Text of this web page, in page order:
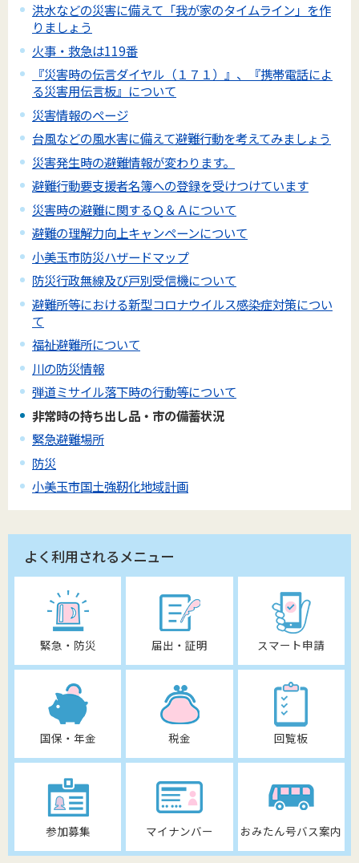
洪水などの災害に備えて「我が家のタイムライン」を作
りましょう
火事・救急は119番
『災害時の伝言ダイヤル（１７１）』、『携帯電話によ
る災害用伝言板』について
災害情報のページ
台風などの風水害に備えて避難行動を考えてみましょう
災害発生時の避難情報が変わります。
避難行動要支援者名簿への登録を受けつけています
災害時の避難に関するＱ＆Ａについて
避難の理解力向上キャンペーンについて
小美玉市防災ハザードマップ
防災行政無線及び戸別受信機について
避難所等における新型コロナウイルス感染症対策につい
て
福祉避難所について
川の防災情報
弾道ミサイル落下時の行動等について
非常時の持ち出し品・市の備蓄状況
緊急避難場所
防災
小美玉市国土強靭化地域計画
よく利用されるメニュー
緊急・防災 届出・証明 スマート申請
国保・年金 税金 回覧板
参加募集 マイナンバー おみたん号バス案内